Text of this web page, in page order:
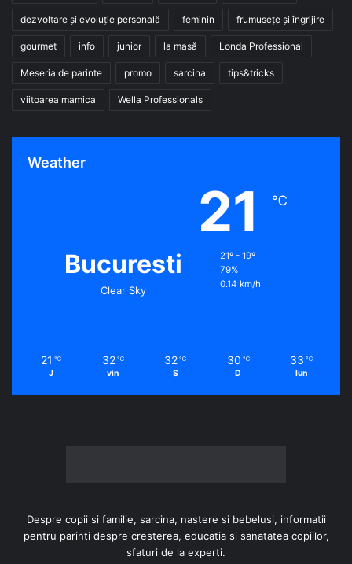
dezvoltare și evoluție personală feminin frumusețe și îngrijire
gourmet info junior la masă Londa Professional
Meseria de parinte promo sarcina tips&tricks
viitoarea mamica Wella Professionals
Weather
Bucuresti
Clear Sky
21 ℃
21º - 19º
79%
0.14 km/h
21 ℃
J
32 ℃
vin
32 ℃
S
30 ℃
D
33 ℃
lun
Despre copii si familie, sarcina, nastere si bebelusi, informatii
pentru parinti despre cresterea, educatia si sanatatea copiilor,
sfaturi de la experti.